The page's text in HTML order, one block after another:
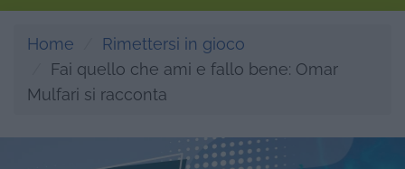
Home
Rimettersi in gioco
Fai quello che ami e fallo bene: Omar
Mulfari si racconta